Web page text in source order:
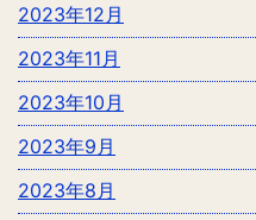
2023年12月
2023年11月
2023年10月
2023年9月
2023年8月